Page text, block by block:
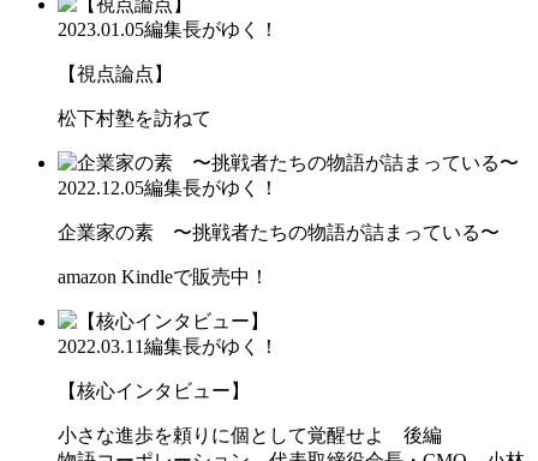
2023.01.05編集長がゆく！
【視点論点】
松下村塾を訪ねて
2022.12.05編集長がゆく！
企業家の素 〜挑戦者たちの物語が詰まっている〜
amazon Kindleで販売中！
2022.03.11編集長がゆく！
【核心インタビュー】
小さな進歩を頼りに個として覚醒せよ 後編